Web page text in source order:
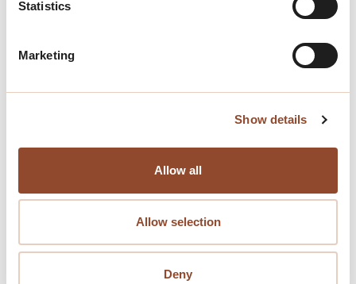
Statistics
Marketing
Show details
Allow all
Allow selection
Deny
Gerelateerde
nieuwsartikelen
Hemelvaartsdag - 14 mei kantoor
gesloten
VvE De Meerborg te Marum –